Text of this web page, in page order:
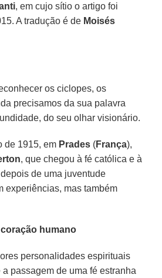
, em cujo sítio o artigo foi
A tradução é de Moisés
os ciclopes, os
precisamos da sua palavra
do seu olhar visionário.
de 1915, em Prades (França),
, que chegou à fé católica e à
de uma juventude
experiências, mas também
humano
personalidades espirituais
passagem de uma fé estranha